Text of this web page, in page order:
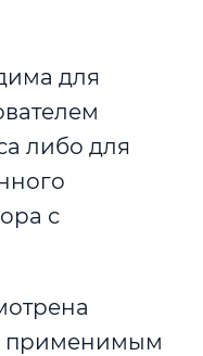
для
либо для
с
применимым